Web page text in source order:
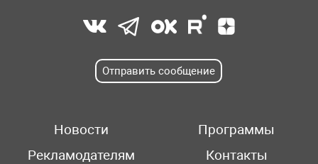
Отправить сообщение
Новости
Программы
Рекламодателям
Контакты